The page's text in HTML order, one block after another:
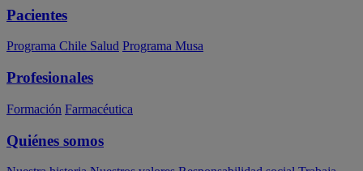
Pacientes
Programa Chile Salud Programa Musa
Profesionales
Formación Farmacéutica
Quiénes somos